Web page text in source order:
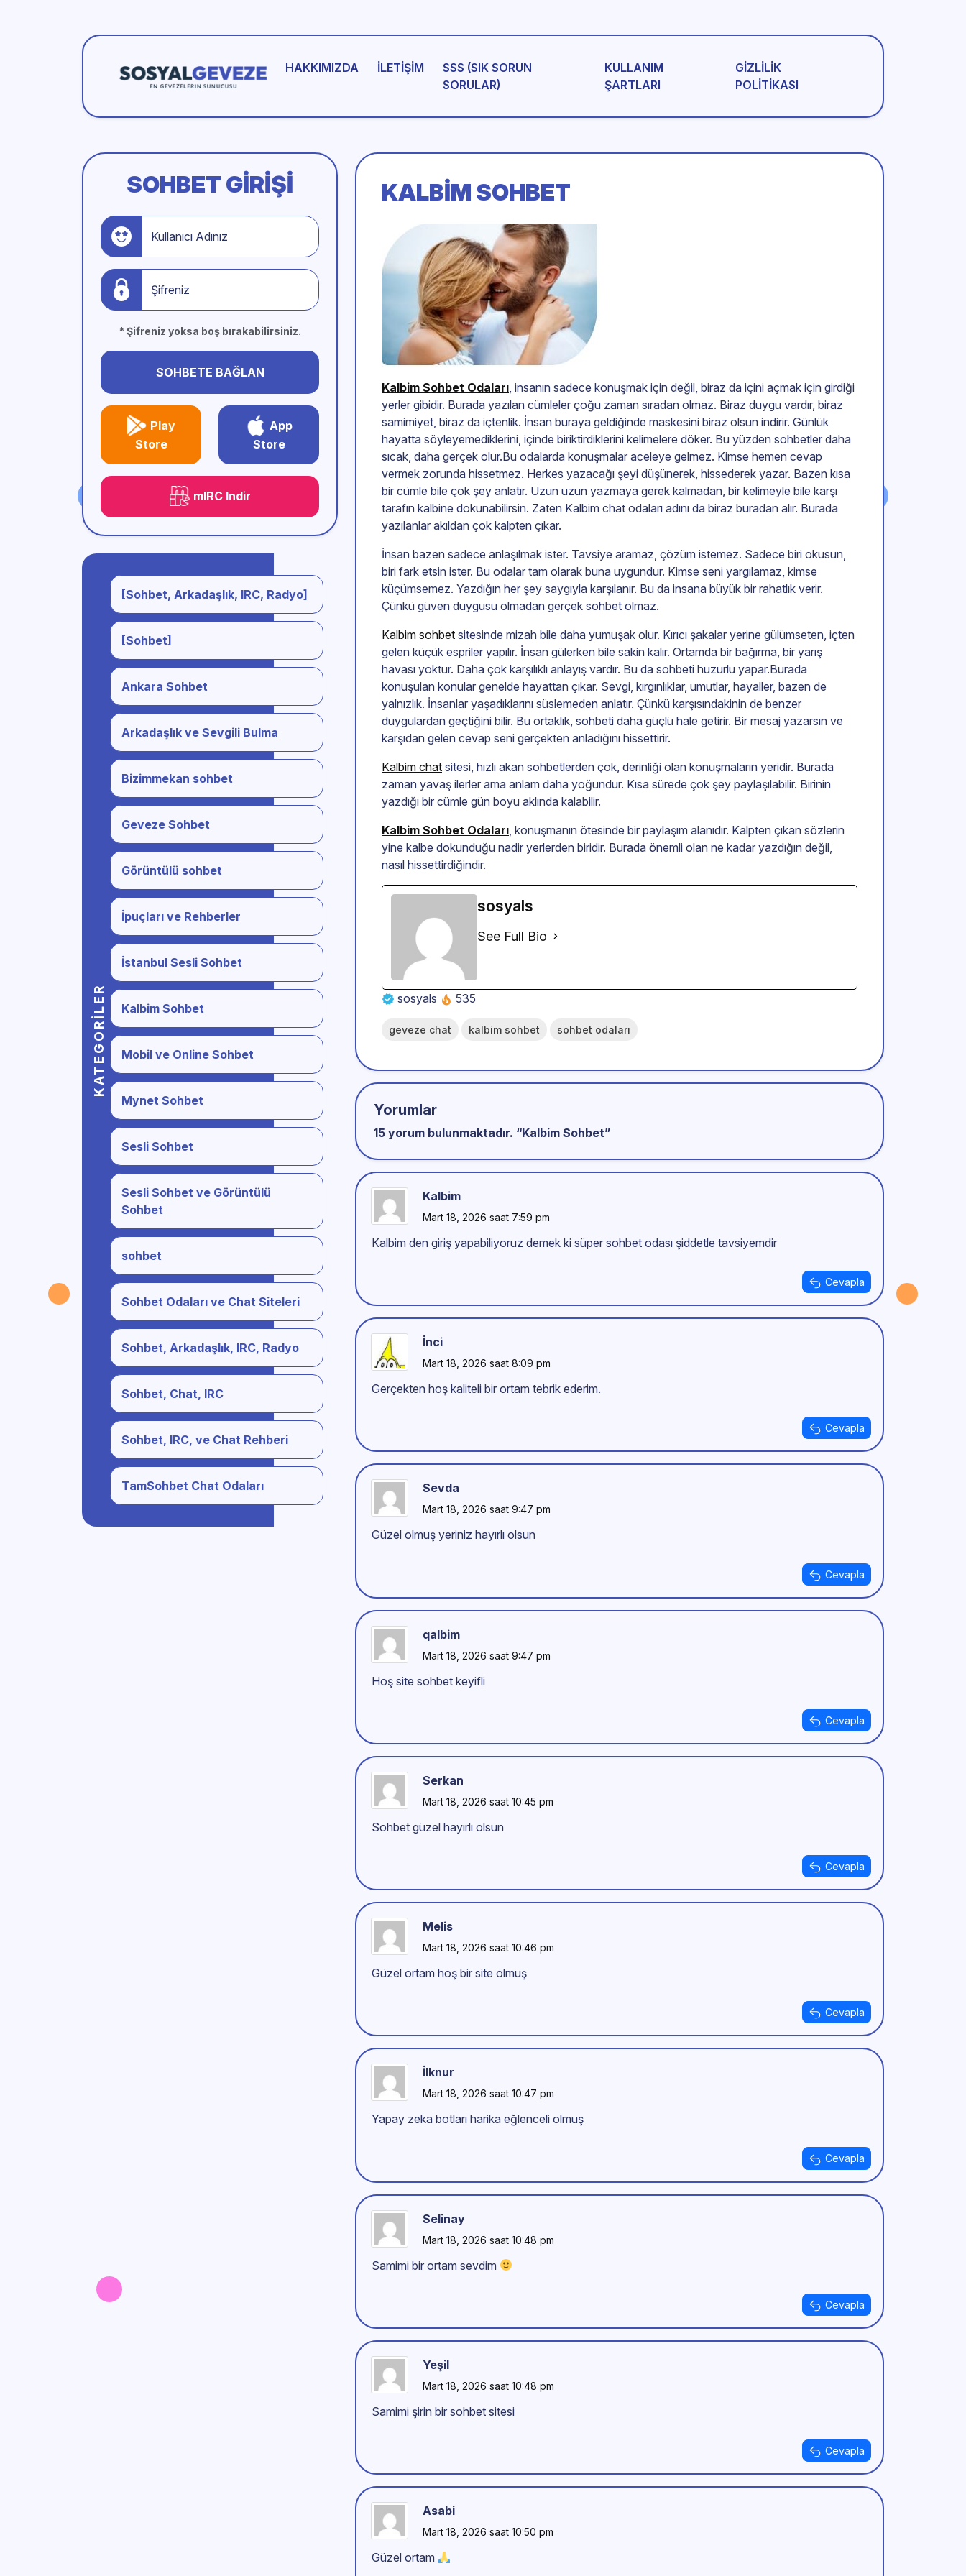
HAKKIMIZDA İLETIŞIM
SSS (SIK SORUN
SORULAR)
KULLANIM
ŞARTLARI
GIZLILIK
POLITIKASI
SOHBET GIRIŞI
Kullanıcı Adınız
Şifreniz
* Şifreniz yoksa boş bırakabilirsiniz.
SOHBETE BAĞLAN
Play
Store
App
Store
mIRC Indir
KATEGORILER
[Sohbet, Arkadaşlık, IRC, Radyo]
[Sohbet]
Ankara Sohbet
Arkadaşlık ve Sevgili Bulma
Bizimmekan sohbet
Geveze Sohbet
Görüntülü sohbet
İpuçları ve Rehberler
İstanbul Sesli Sohbet
Kalbim Sohbet
Mobil ve Online Sohbet
Mynet Sohbet
Sesli Sohbet
Sesli Sohbet ve Görüntülü
Sohbet
sohbet
Sohbet Odaları ve Chat Siteleri
Sohbet, Arkadaşlık, IRC, Radyo
Sohbet, Chat, IRC
Sohbet, IRC, ve Chat Rehberi
TamSohbet Chat Odaları
KALBIM SOHBET
Kalbim Sohbet Odaları, insanın sadece konuşmak için değil, biraz da içini açmak için girdiği
yerler gibidir. Burada yazılan cümleler çoğu zaman sıradan olmaz. Biraz duygu vardır, biraz
samimiyet, biraz da içtenlik. İnsan buraya geldiğinde maskesini biraz olsun indirir. Günlük
hayatta söyleyemediklerini, içinde biriktirdiklerini kelimelere döker. Bu yüzden sohbetler daha
sıcak, daha gerçek olur.Bu odalarda konuşmalar aceleye gelmez. Kimse hemen cevap
vermek zorunda hissetmez. Herkes yazacağı şeyi düşünerek, hissederek yazar. Bazen kısa
bir cümle bile çok şey anlatır. Uzun uzun yazmaya gerek kalmadan, bir kelimeyle bile karşı
tarafın kalbine dokunabilirsin. Zaten Kalbim chat odaları adını da biraz buradan alır. Burada
yazılanlar akıldan çok kalpten çıkar.
İnsan bazen sadece anlaşılmak ister. Tavsiye aramaz, çözüm istemez. Sadece biri okusun,
biri fark etsin ister. Bu odalar tam olarak buna uygundur. Kimse seni yargılamaz, kimse
küçümsemez. Yazdığın her şey saygıyla karşılanır. Bu da insana büyük bir rahatlık verir.
Çünkü güven duygusu olmadan gerçek sohbet olmaz.
Kalbim sohbet sitesinde mizah bile daha yumuşak olur. Kırıcı şakalar yerine gülümseten, içten
gelen küçük espriler yapılır. İnsan gülerken bile sakin kalır. Ortamda bir bağırma, bir yarış
havası yoktur. Daha çok karşılıklı anlayış vardır. Bu da sohbeti huzurlu yapar.Burada
konuşulan konular genelde hayattan çıkar. Sevgi, kırgınlıklar, umutlar, hayaller, bazen de
yalnızlık. İnsanlar yaşadıklarını süslemeden anlatır. Çünkü karşısındakinin de benzer
duygulardan geçtiğini bilir. Bu ortaklık, sohbeti daha güçlü hale getirir. Bir mesaj yazarsın ve
karşıdan gelen cevap seni gerçekten anladığını hissettirir.
Kalbim chat sitesi, hızlı akan sohbetlerden çok, derinliği olan konuşmaların yeridir. Burada
zaman yavaş ilerler ama anlam daha yoğundur. Kısa sürede çok şey paylaşılabilir. Birinin
yazdığı bir cümle gün boyu aklında kalabilir.
Kalbim Sohbet Odaları, konuşmanın ötesinde bir paylaşım alanıdır. Kalpten çıkan sözlerin
yine kalbe dokunduğu nadir yerlerden biridir. Burada önemli olan ne kadar yazdığın değil,
nasıl hissettirdiğindir.
sosyals
See Full Bio
sosyals 535
geveze chat kalbim sohbet sohbet odaları
Yorumlar
15 yorum bulunmaktadır. “Kalbim Sohbet”
Kalbim
Mart 18, 2026 saat 7:59 pm
Kalbim den giriş yapabiliyoruz demek ki süper sohbet odası şiddetle tavsiyemdir
Cevapla
İnci
Mart 18, 2026 saat 8:09 pm
Gerçekten hoş kaliteli bir ortam tebrik ederim.
Cevapla
Sevda
Mart 18, 2026 saat 9:47 pm
Güzel olmuş yeriniz hayırlı olsun
Cevapla
qalbim
Mart 18, 2026 saat 9:47 pm
Hoş site sohbet keyifli
Cevapla
Serkan
Mart 18, 2026 saat 10:45 pm
Sohbet güzel hayırlı olsun
Cevapla
Melis
Mart 18, 2026 saat 10:46 pm
Güzel ortam hoş bir site olmuş
Cevapla
İlknur
Mart 18, 2026 saat 10:47 pm
Yapay zeka botları harika eğlenceli olmuş
Cevapla
Selinay
Mart 18, 2026 saat 10:48 pm
Samimi bir ortam sevdim
Cevapla
Yeşil
Mart 18, 2026 saat 10:48 pm
Samimi şirin bir sohbet sitesi
Cevapla
Asabi
Mart 18, 2026 saat 10:50 pm
Güzel ortam